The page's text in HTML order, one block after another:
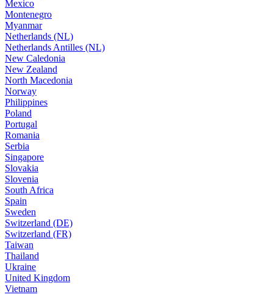
Mexico
Montenegro
Myanmar
Netherlands (NL)
Netherlands Antilles (NL)
New Caledonia
New Zealand
North Macedonia
Norway
Philippines
Poland
Portugal
Romania
Serbia
Singapore
Slovakia
Slovenia
South Africa
Spain
Sweden
Switzerland (DE)
Switzerland (FR)
Taiwan
Thailand
Ukraine
United Kingdom
Vietnam